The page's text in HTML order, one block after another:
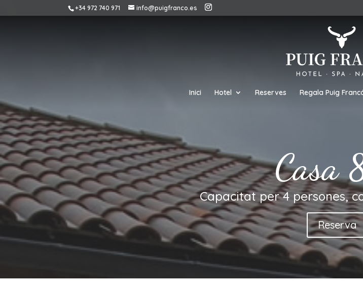
+34 972 740 971 info@puigfranco.es
Inici Hotel Reserves Regala Puig
Casa
Capacitat per 4 persones,
Reserva